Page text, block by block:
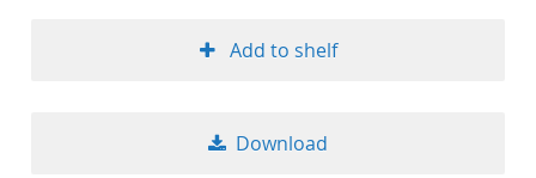
Add to shelf
Download